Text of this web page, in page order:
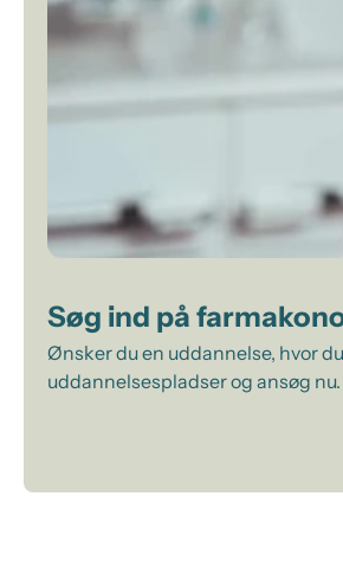
Søg ind på
Ønsker du en uddannelse, hvor
uddannelsespladser og ansøg nu.